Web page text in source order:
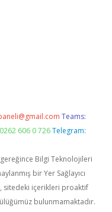
Teams:
606 0 726 Telegram:
gereğince Bilgi Teknolojileri
bir Yer Sağlayıcı
sitedeki içerikleri proaktif
bulunmamaktadır.